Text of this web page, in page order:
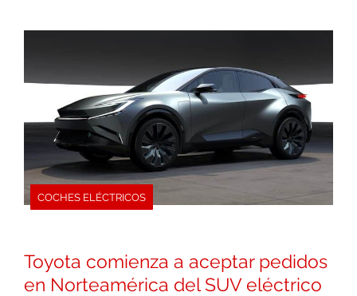
COCHES ELÉCTRICOS
Toyota comienza a aceptar pedidos
en Norteamérica del SUV eléctrico